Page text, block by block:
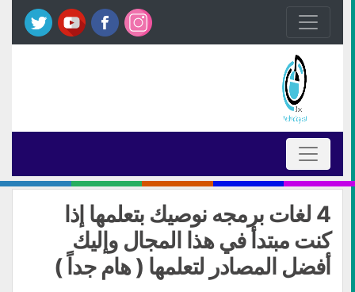
4 لغات برمجه نوصيك بتعلمها إذا
كنت مبتدأ في هذا المجال وإليك
أفضل المصادر لتعلمها ( هام جداً )